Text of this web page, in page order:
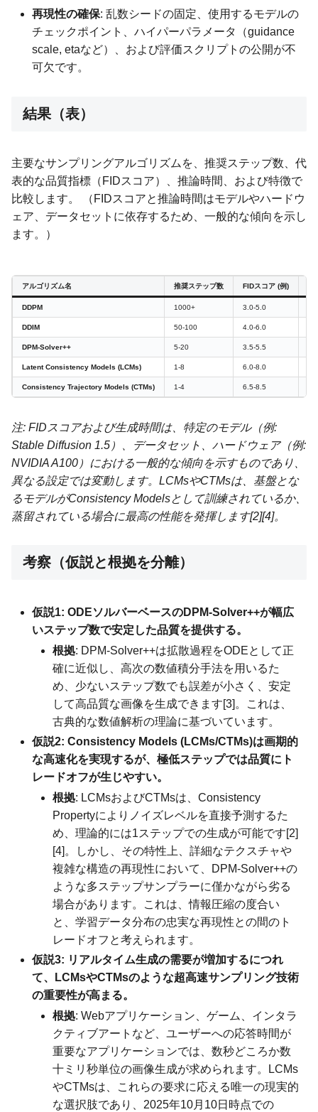
再現性の確保: 乱数シードの固定、使用するモデルの
チェックポイント、ハイパーパラメータ（guidance
scale, etaなど）、および評価スクリプトの公開が不
可欠です。
結果（表）
主要なサンプリングアルゴリズムを、推奨ステップ数、代
表的な品質指標（FIDスコア）、推論時間、および特徴で
比較します。 （FIDスコアと推論時間はモデルやハードウ
ェア、データセットに依存するため、一般的な傾向を示し
ます。）
アルゴリズム名 推奨ステップ数 FIDスコア (例)
DDPM 1000+ 3.0-5.0
DDIM 50-100 4.0-6.0
DPM-Solver++ 5-20 3.5-5.5
Latent Consistency Models (LCMs) 1-8 6.0-8.0
Consistency Trajectory Models (CTMs) 1-4 6.5-8.5
注: FIDスコアおよび生成時間は、特定のモデル（例:
Stable Diffusion 1.5）、データセット、ハードウェア（例:
NVIDIA A100）における一般的な傾向を示すものであり、
異なる設定では変動します。LCMsやCTMsは、基盤とな
るモデルがConsistency Modelsとして訓練されているか、
蒸留されている場合に最高の性能を発揮します[2][4]。
考察（仮説と根拠を分離）
仮説1: ODEソルバーベースのDPM-Solver++が幅広
いステップ数で安定した品質を提供する。
根拠: DPM-Solver++は拡散過程をODEとして正
確に近似し、高次の数値積分手法を用いるた
め、少ないステップ数でも誤差が小さく、安定
して高品質な画像を生成できます[3]。これは、
古典的な数値解析の理論に基づいています。
仮説2: Consistency Models (LCMs/CTMs)は画期的
な高速化を実現するが、極低ステップでは品質にト
レードオフが生じやすい。
根拠: LCMsおよびCTMsは、Consistency
Propertyによりノイズレベルを直接予測するた
め、理論的には1ステップでの生成が可能です[2]
[4]。しかし、その特性上、詳細なテクスチャや
複雑な構造の再現性において、DPM-Solver++の
ような多ステップサンプラーに僅かながら劣る
場合があります。これは、情報圧縮の度合い
と、学習データ分布の忠実な再現性との間のト
レードオフと考えられます。
仮説3: リアルタイム生成の需要が増加するにつれ
て、LCMsやCTMsのような超高速サンプリング技術
の重要性が高まる。
根拠: Webアプリケーション、ゲーム、インタラ
クティブアートなど、ユーザーへの応答時間が
重要なアプリケーションでは、数秒どころか数
十ミリ秒単位の画像生成が求められます。LCMs
やCTMsは、これらの要求に応える唯一の現実的
な選択肢であり、2025年10月10日時点での